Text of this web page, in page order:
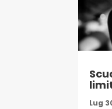
Lug